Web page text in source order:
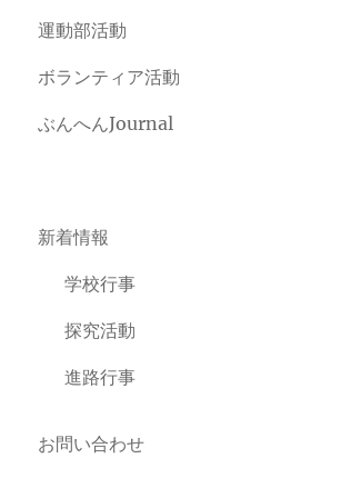
運動部活動
ボランティア活動
ぶんへんJournal
新着情報
学校行事
探究活動
進路行事
お問い合わせ